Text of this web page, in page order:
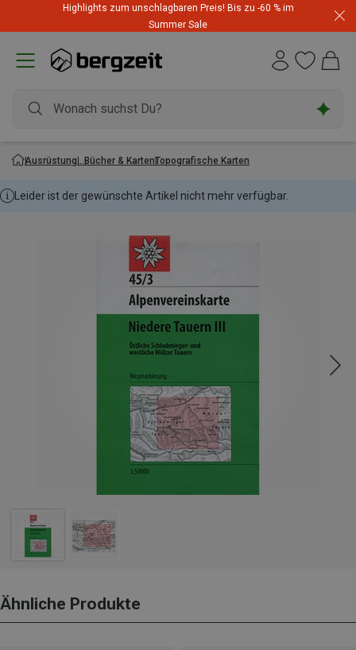
Highlights zum unschlagbaren Preis! Bis zu -60 % im
Summer Sale
Ausrüstung Bücher & KartenTopografische Karten
Leider ist der gewünschte Artikel nicht mehr verfügbar.
Ähnliche Produkte